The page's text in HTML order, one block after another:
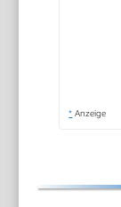
* Anzeige